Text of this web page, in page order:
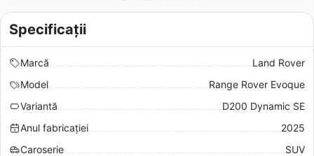
Specificații
Marcă
Land Rover
Model
Range Rover Evoque
Variantă
D200 Dynamic SE
Anul fabricației
2025
Caroserie
SUV